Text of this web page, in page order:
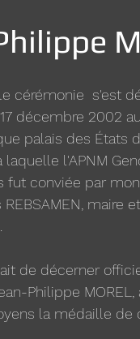
cérémonie  s'est
décembre 2002
palais des États
laquelle l'APNM
fut conviée par
REBSAMEN, maire
de décerner
Philippe MOREL,
la médaille de